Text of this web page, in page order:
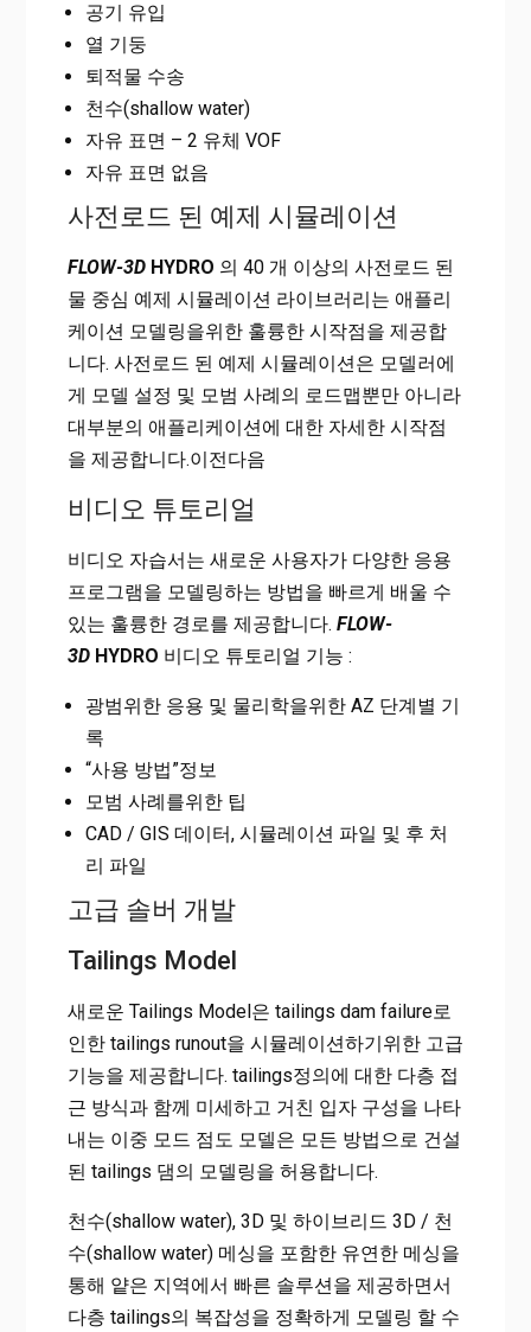
공기 유입
열 기둥
퇴적물 수송
천수(shallow water)
자유 표면 – 2 유체 VOF
자유 표면 없음
사전로드 된 예제 시뮬레이션
FLOW-3DHYDRO 의 40 개 이상의 사전로드 된
물 중심 예제 시뮬레이션 라이브러리는 애플리
케이션 모델링을위한 훌륭한 시작점을 제공합
니다. 사전로드 된 예제 시뮬레이션은 모델러에
게 모델 설정 및 모범 사례의 로드맵뿐만 아니라
대부분의 애플리케이션에 대한 자세한 시작점
을 제공합니다.이전다음
비디오 튜토리얼
비디오 자습서는 새로운 사용자가 다양한 응용
프로그램을 모델링하는 방법을 빠르게 배울 수
있는 훌륭한 경로를 제공합니다. FLOW-
3DHYDRO 비디오 튜토리얼 기능 :
광범위한 응용 및 물리학을위한 AZ 단계별 기
록
“사용 방법”정보
모범 사례를위한 팁
CAD / GIS 데이터, 시뮬레이션 파일 및 후 처
리 파일
고급 솔버 개발
Tailings Model
새로운 Tailings Model은 tailings dam failure로
인한 tailings runout을 시뮬레이션하기위한 고급
기능을 제공합니다. tailings정의에 대한 다층 접
근 방식과 함께 미세하고 거친 입자 구성을 나타
내는 이중 모드 점도 모델은 모든 방법으로 건설
된 tailings 댐의 모델링을 허용합니다.
천수(shallow water), 3D 및 하이브리드 3D / 천
수(shallow water) 메싱을 포함한 유연한 메싱을
통해 얕은 지역에서 빠른 솔루션을 제공하면서
다층 tailings의 복잡성을 정확하게 모델링 할 수